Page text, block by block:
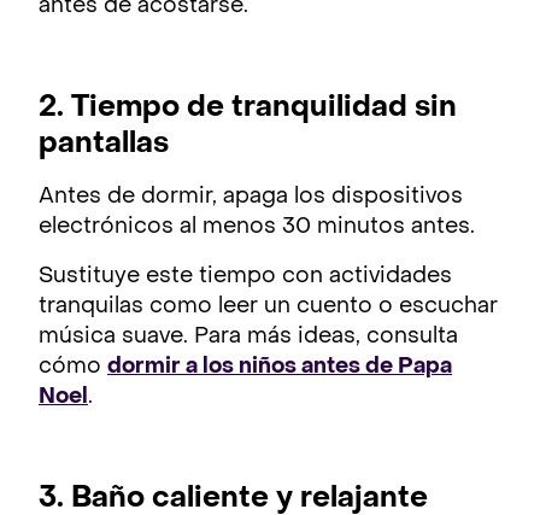
antes de acostarse.
2. Tiempo de tranquilidad sin
pantallas
Antes de dormir, apaga los dispositivos
electrónicos al menos 30 minutos antes.
Sustituye este tiempo con actividades
tranquilas como leer un cuento o escuchar
música suave. Para más ideas, consulta
cómo dormir a los niños antes de Papa
Noel .
3. Baño caliente y relajante